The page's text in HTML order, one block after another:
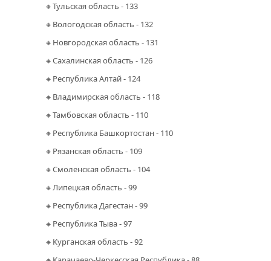
🔸Тульская область - 133
🔸Вологодская область - 132
🔸Новгородская область - 131
🔸Сахалинская область - 126
🔸Республика Алтай - 124
🔸Владимирская область - 118
🔸Тамбовская область - 110
🔸Республика Башкортостан - 110
🔸Рязанская область - 109
🔸Смоленская область - 104
🔸Липецкая область - 99
🔸Республика Дагестан - 99
🔸Республика Тыва - 97
🔸Курганская область - 92